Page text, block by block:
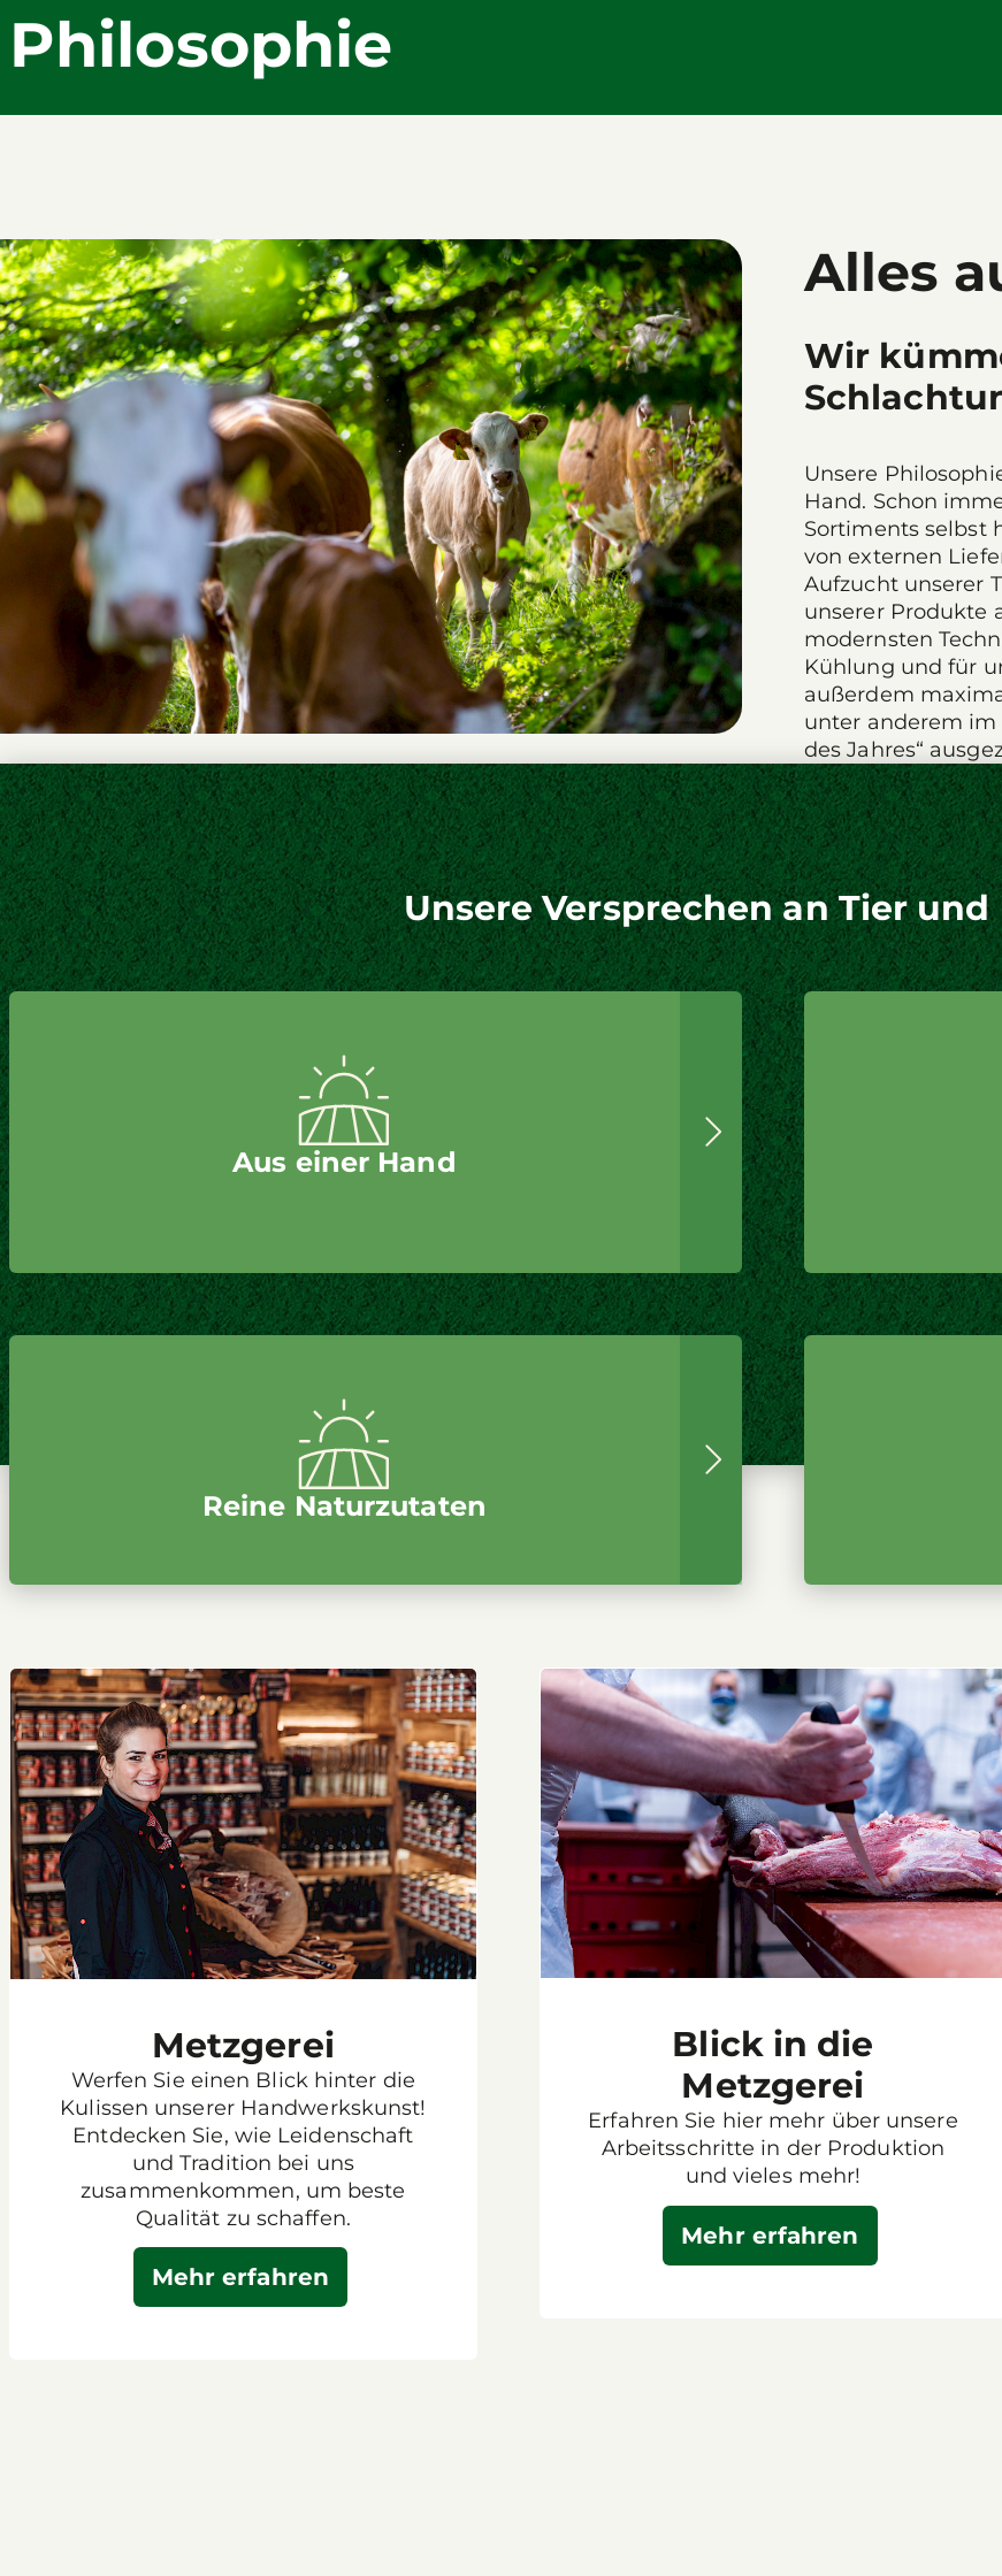
Philosophie
Alles
Wir
Unsere
Hand. Schon
Sortiments selbst
von externen
Aufzucht unserer
unserer Produkte
modernsten
Kühlung und für
außerdem
unter anderem im
des Jahres“
Unsere Versprechen an Tier und
Aus einer Hand
Reine Naturzutaten
Metzgerei
Werfen Sie einen Blick hinter die
Kulissen unserer Handwerkskunst!
Entdecken Sie, wie Leidenschaft
und Tradition bei uns
zusammenkommen, um beste
Qualität zu schaffen.
Mehr erfahren
Blick in die
Metzgerei
Erfahren Sie hier mehr über unsere
Arbeitsschritte in der Produktion
und vieles mehr!
Mehr erfahren